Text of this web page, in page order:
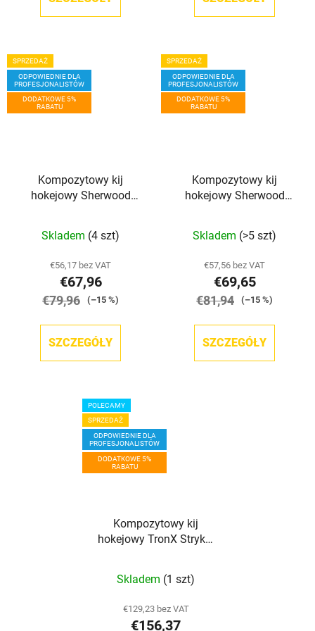
SPRZEDAŻ
ODPOWIEDNIE DLA
PROFESJONALISTÓW
DODATKOWE 5%
RABATU
Kompozytowy kij
hokejowy Sherwood
Skladem (4 szt)
€56,17 bez VAT
€67,96
€79,96 (–15 %)
SZCZEGÓŁY
SPRZEDAŻ
ODPOWIEDNIE DLA
PROFESJONALISTÓW
DODATKOWE 5%
RABATU
Kompozytowy kij
hokejowy Sherwood
Skladem (>5 szt)
€57,56 bez VAT
€69,65
€81,94 (–15 %)
SZCZEGÓŁY
POLECAMY
SPRZEDAŻ
ODPOWIEDNIE DLA
PROFESJONALISTÓW
DODATKOWE 5%
RABATU
Kompozytowy kij
hokejowy TronX Stryker
Skladem (1 szt)
€129,23 bez VAT
€156,37